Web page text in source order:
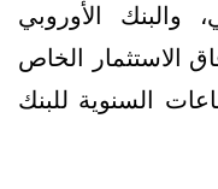
والبنك الأوروبي
الاستثمار الخاص
السنوية للبنك